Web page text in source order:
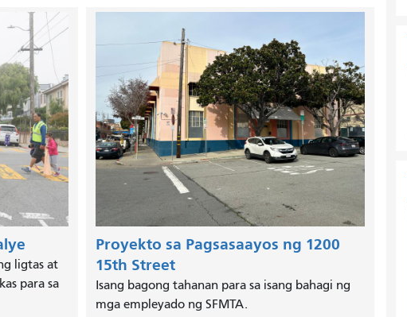
ligtas at
para sa
Proyekto sa Pagsasaayos ng 1200
15th Street
Isang bagong tahanan para sa isang bahagi ng
mga empleyado ng SFMTA.